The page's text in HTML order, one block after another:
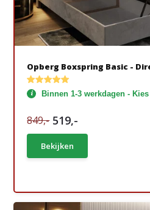
Opberg Boxspring Basic -
Binnen 1-3 werkdagen -
849,- 519,-
Bekijken